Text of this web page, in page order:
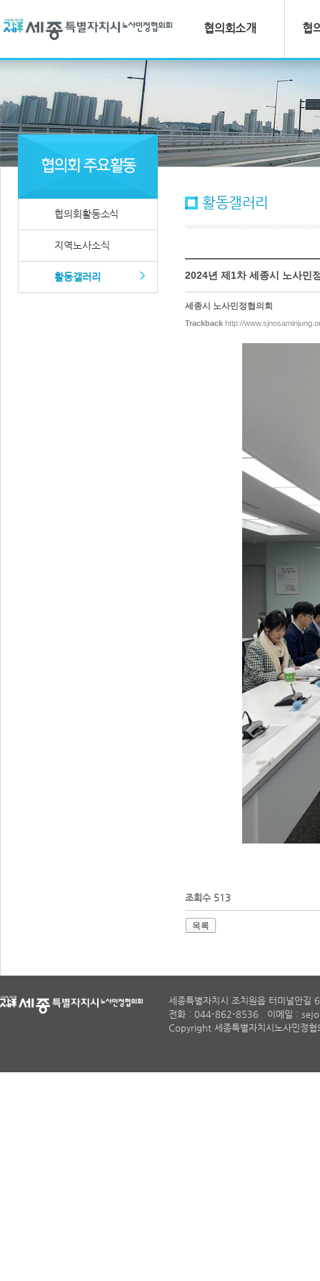
협의회소개 협
협의회활동소식
지역노사소식
활동갤러리
활동갤러리
2024년 제1차 세종시 노사민
세종시 노사민정협의회
Trackback http://
조회수 513
목록
세종특별자치시 조치원읍 터미널안길
전화 : 044-862-8536 이메일 :
Copyright 세종특별자치시노사민정